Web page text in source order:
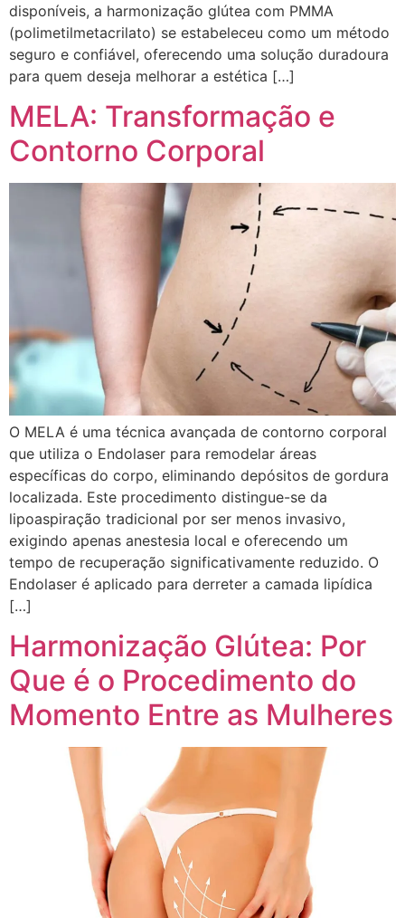
disponíveis, a harmonização glútea com PMMA
(polimetilmetacrilato) se estabeleceu como um método
seguro e confiável, oferecendo uma solução duradoura
para quem deseja melhorar a estética […]
MELA: Transformação e
Contorno Corporal
O MELA é uma técnica avançada de contorno corporal
que utiliza o Endolaser para remodelar áreas
específicas do corpo, eliminando depósitos de gordura
localizada. Este procedimento distingue-se da
lipoaspiração tradicional por ser menos invasivo,
exigindo apenas anestesia local e oferecendo um
tempo de recuperação significativamente reduzido. O
Endolaser é aplicado para derreter a camada lipídica
[…]
Harmonização Glútea: Por
Que é o Procedimento do
Momento Entre as Mulheres